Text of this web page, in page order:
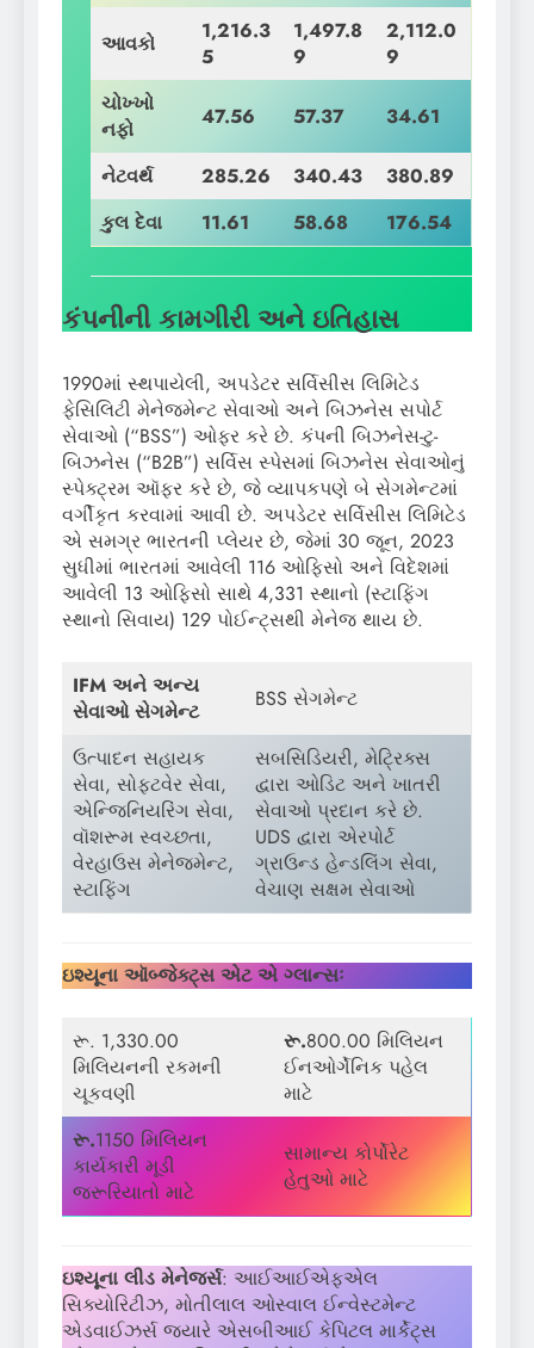
આવકો
1,216.3
5
1,497.8
9
2,112.0
9
ચોખ્ખો
નફો
47.56 57.37 34.61
નેટવર્થ 285.26 340.43
380.89
કુલ દેવા
11.61 58.68 176.54
કંપનીની કામગીરી અને ઇતિહાસ
1990માં સ્થપાયેલી, અપડેટર સર્વિસીસ લિમિટેડ
ફેસિલિટી મેનેજમેન્ટ સેવાઓ અને બિઝનેસ સપોર્ટ
સેવાઓ (“BSS”) ઓફર કરે છે. કંપની બિઝનેસ-ટુ-
બિઝનેસ (“B2B”) સર્વિસ સ્પેસમાં બિઝનેસ સેવાઓનું
સ્પેક્ટ્રમ ઑફર કરે છે, જે વ્યાપકપણે બે સેગમેન્ટમાં
વર્ગીકૃત કરવામાં આવી છે. અપડેટર સર્વિસીસ લિમિટેડ
એ સમગ્ર ભારતની પ્લેયર છે, જેમાં 30 જૂન, 2023
સુધીમાં ભારતમાં આવેલી 116 ઓફિસો અને વિદેશમાં
આવેલી 13 ઓફિસો સાથે 4,331 સ્થાનો (સ્ટાફિંગ
સ્થાનો સિવાય) 129 પોઈન્ટ્સથી મેનેજ થાય છે.
IFM અને અન્ય
સેવાઓ સેગમેન્ટ
BSS સેગમેન્ટ
ઉત્પાદન સહાયક
સેવા, સોફ્ટવેર સેવા,
એન્જિનિયરિંગ સેવા,
વૉશરૂમ સ્વચ્છતા,
વેરહાઉસ મેનેજમેન્ટ,
સ્ટાફિંગ
સબસિડિયરી, મેટ્રિક્સ
દ્વારા ઓડિટ અને ખાતરી
સેવાઓ પ્રદાન કરે છે.
UDS દ્વારા એરપોર્ટ
ગ્રાઉન્ડ હેન્ડલિંગ સેવા,
વેચાણ સક્ષમ સેવાઓ
ઇશ્યૂના ઑબ્જેક્ટ્સ એટ એ ગ્લાન્સઃ
રૂ. 1,330.00
મિલિયનની રકમની
ચૂકવણી
રૂ.800.00 મિલિયન
ઈનઓર્ગેનિક પહેલ
માટે
રૂ.1150 મિલિયન
કાર્યકારી મૂડી
જરૂરિયાતો માટે
સામાન્ય કોર્પોરેટ
હેતુઓ માટે
ઇશ્યૂના લીડ મેનેજર્સ: આઈઆઈએફએલ
સિક્યોરિટીઝ, મોતીલાલ ઓસ્વાલ ઈન્વેસ્ટમેન્ટ
એડવાઈઝર્સ જયારે એસબીઆઈ કેપિટલ માર્કેટ્સ